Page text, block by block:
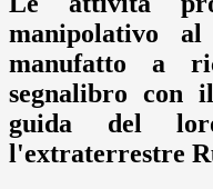
manipolativo
manufatto a
segnalibro con
guida del
l'extraterrestre